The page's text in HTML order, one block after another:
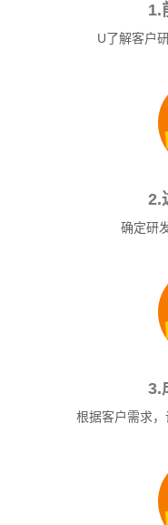
1.
U了解客户
2.
确定研
3.
根据客户需求